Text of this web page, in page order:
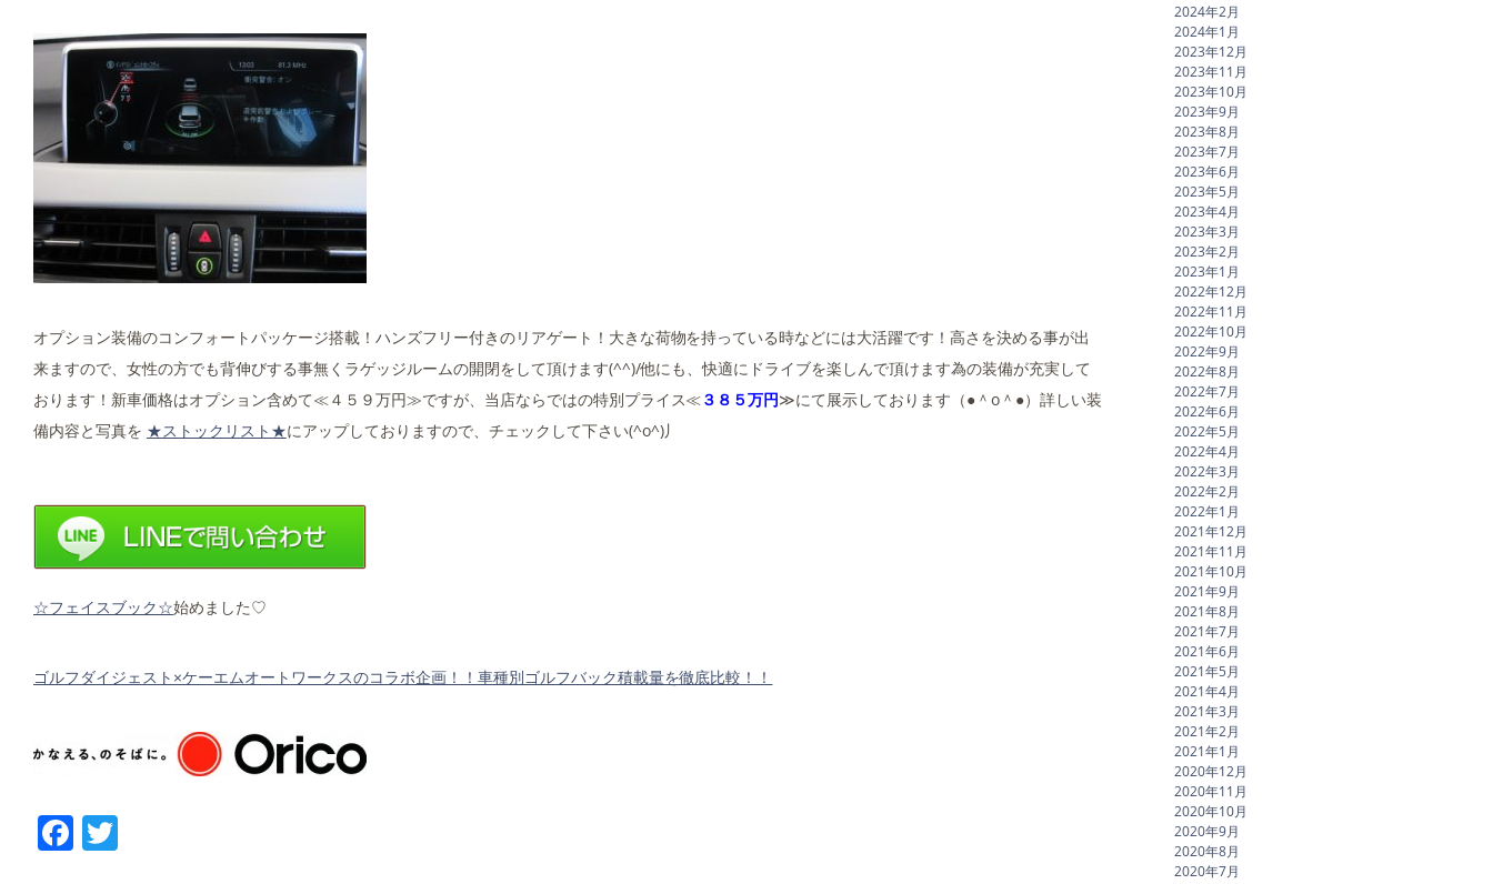
オプション装備のコンフォートパッケージ搭載！ハンズフリー付きのリアゲート！大きな荷物を持っている時などには大活躍です！高さを決める事が出
来ますので、女性の方でも背伸びする事無くラゲッジルームの開閉をして頂けます(^^)/他にも、快適にドライブを楽しんで頂けます為の装備が充実して
おります！新車価格はオプション含めて≪４５９万円≫ですが、当店ならではの特別プライス≪３８５万円≫にて展示しております（●＾o＾●）詳しい装
備内容と写真を ★ストックリスト★にアップしておりますので、チェックして下さい(^o^)丿
☆フェイスブック☆始めました♡
ゴルフダイジェスト×ケーエムオートワークスのコラボ企画！！車種別ゴルフバック積載量を徹底比較！！
Facebook
2024年2月
2024年1月
2023年12月
2023年11月
2023年10月
2023年9月
2023年8月
2023年7月
2023年6月
2023年5月
2023年4月
2023年3月
2023年2月
2023年1月
2022年12月
2022年11月
2022年10月
2022年9月
2022年8月
2022年7月
2022年6月
2022年5月
2022年4月
2022年3月
2022年2月
2022年1月
2021年12月
2021年11月
2021年10月
2021年9月
2021年8月
2021年7月
2021年6月
2021年5月
2021年4月
2021年3月
2021年2月
2021年1月
2020年12月
2020年11月
2020年10月
2020年9月
2020年8月
2020年7月